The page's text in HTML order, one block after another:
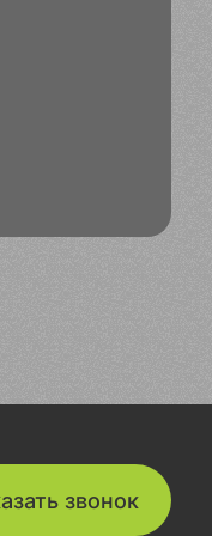
звонок